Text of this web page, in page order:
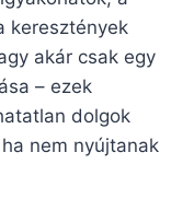
keresztények
akár csak egy
– ezek
dolgok
nem nyújtanak